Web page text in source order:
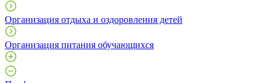
Организация отдыха и оздоровления детей
Организация питания обучающихся